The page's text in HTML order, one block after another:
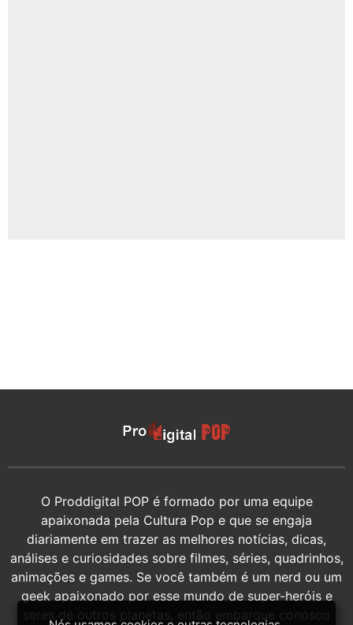
O Proddigital POP é formado por uma equipe
apaixonada pela Cultura Pop e que se engaja
diariamente em trazer as melhores notícias, dicas,
análises e curiosidades sobre filmes, séries, quadrinhos,
animações e games. Se você também é um nerd ou um
geek apaixonado por esse mundo de super-heróis e
seres de outros planetas, então embarque conosco